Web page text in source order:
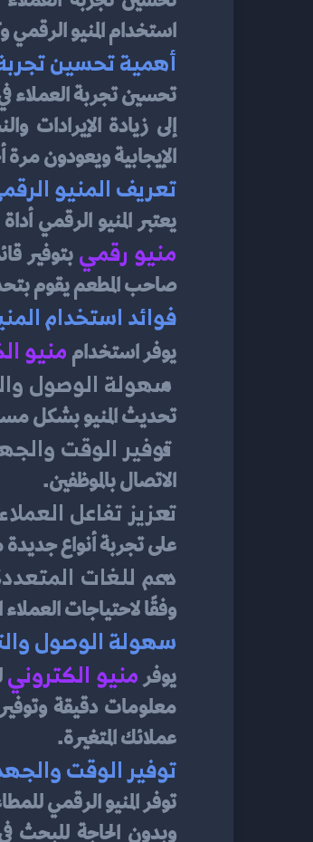
استخدام المنيو
أهمية تحسين
الإيجابية ويعودون
تعريف المنيو
يعتبر المنيو الرقمي
منيو رقمي
صاحب المطعم يقوم
فوائد استخدام
يوفر استخداممنيو
سهولة الوصول
تحديث المنيو بشكل
توفير الوقت
الاتصال بالموظفين.
تعزيز تفاعل
على تجربة أنواع
دعم للغات
وفقًا لاحتياجات
سهولة الوصول
يوفرمنيو الكتروني
عملائك المتغيرة.
توفير الوقت